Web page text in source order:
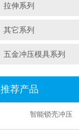
拉伸系列
其它系列
五金冲压模具系列
推荐产品
智能锁壳冲压